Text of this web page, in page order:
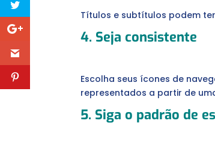
Títulos e subtítulos podem
4. Seja consistente
Escolha seus ícones de
representados a partir de
5. Siga o padrão de